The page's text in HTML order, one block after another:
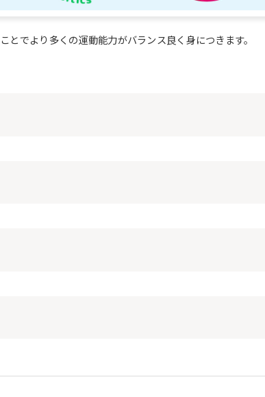
とでより多くの運動能力がバランス良く身につきます。
Automatic translation start